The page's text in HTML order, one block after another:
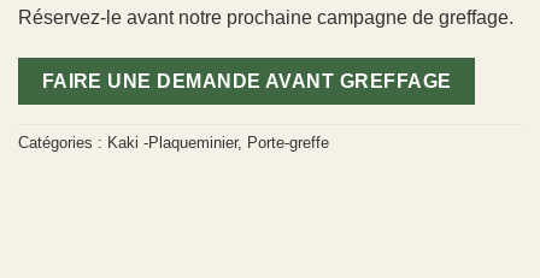
Réservez-le avant notre prochaine campagne de greffage.
FAIRE UNE DEMANDE AVANT GREFFAGE
Catégories : Kaki -Plaqueminier, Porte-greffe